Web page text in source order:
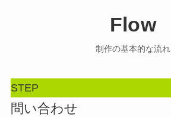
Flow
制作の基本的な流れ
STEP
問い合わせ